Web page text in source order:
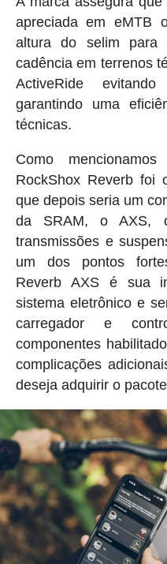
apreciada em eMTB
altura do selim
cadência em terrenos
ActiveRide
garantindo uma
técnicas.
Como
RockShox Reverb foi
que depois seria um
da SRAM, o AXS,
transmissões e
um dos pontos
Reverb AXS é sua
sistema eletrônico e
carregador e
componentes
complicações
deseja adquirir o